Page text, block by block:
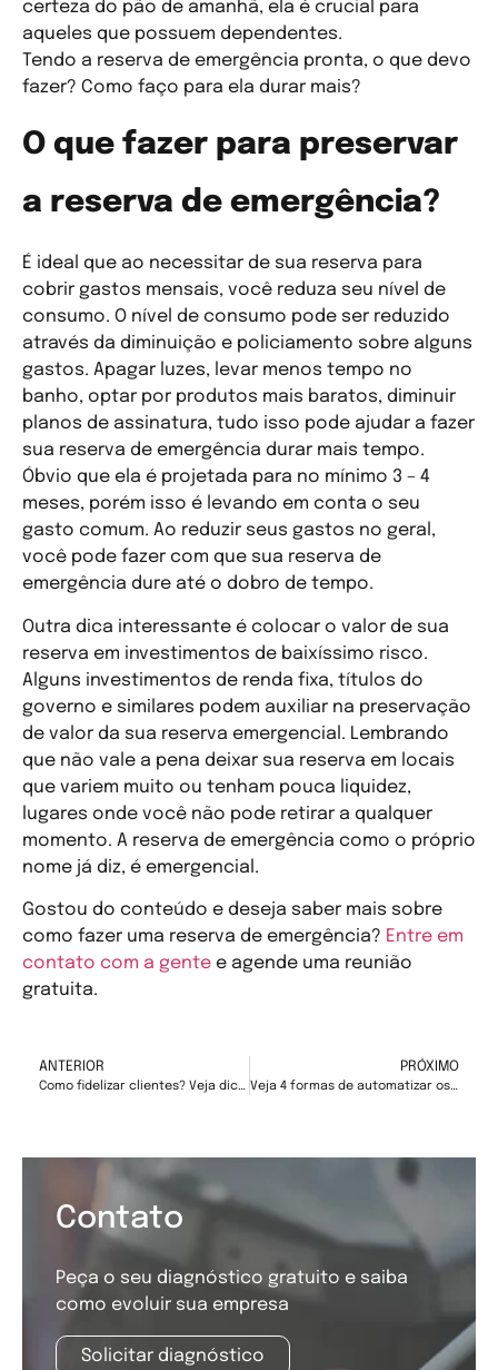
certeza do pão de amanhã, ela é crucial para
aqueles que possuem dependentes.
Tendo a reserva de emergência pronta, o que devo
fazer? Como faço para ela durar mais?
O que fazer para preservar
a reserva de emergência?
É ideal que ao necessitar de sua reserva para
cobrir gastos mensais, você reduza seu nível de
consumo. O nível de consumo pode ser reduzido
através da diminuição e policiamento sobre alguns
gastos. Apagar luzes, levar menos tempo no
banho, optar por produtos mais baratos, diminuir
planos de assinatura, tudo isso pode ajudar a fazer
sua reserva de emergência durar mais tempo.
Óbvio que ela é projetada para no mínimo 3 – 4
meses, porém isso é levando em conta o seu
gasto comum. Ao reduzir seus gastos no geral,
você pode fazer com que sua reserva de
emergência dure até o dobro de tempo.
Outra dica interessante é colocar o valor de sua
reserva em investimentos de baixíssimo risco.
Alguns investimentos de renda fixa, títulos do
governo e similares podem auxiliar na preservação
de valor da sua reserva emergencial. Lembrando
que não vale a pena deixar sua reserva em locais
que variem muito ou tenham pouca liquidez,
lugares onde você não pode retirar a qualquer
momento. A reserva de emergência como o próprio
nome já diz, é emergencial.
Gostou do conteúdo e deseja saber mais sobre
como fazer uma reserva de emergência? Entre em
contato com a gente e agende uma reunião
gratuita.
ANTERIOR
Como fidelizar clientes? Veja dicas de como conquistar a confiança do consumidor
PRÓXIMO
Veja 4 formas de automatizar os processos da sua empresa
Contato
Peça o seu diagnóstico gratuito e saiba
como evoluir sua empresa
Solicitar diagnóstico